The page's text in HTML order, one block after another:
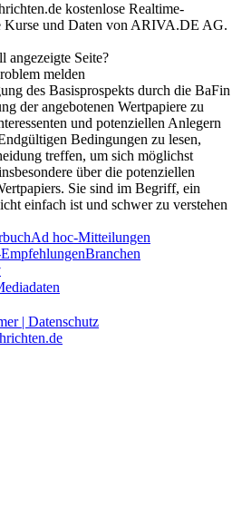
kostenlose Realtime-
Kurse und Daten von ARIVA.DE AG.
angezeigte Seite?
melden
des Basisprospekts durch die BaFin
der angebotenen Wertpapiere zu
und potenziellen Anlegern
Bedingungen zu lesen,
treffen, um sich möglichst
über die potenziellen
Sie sind im Begriff, ein
einfach ist und schwer zu verstehen
Ad hoc-Mitteilungen
Branchen
| Datenschutz